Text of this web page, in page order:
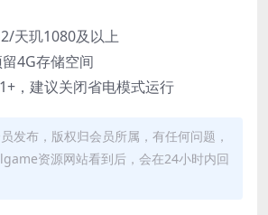
天玑1080及以上
4G存储空间
，建议关闭省电模式运行
发布，版权归会员所属，有任何问题，
资源网站看到后，会在24小时内回